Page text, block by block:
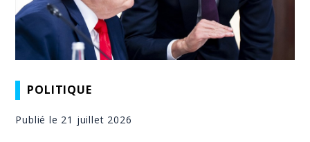
POLITIQUE
Publié le 21 juillet 2026